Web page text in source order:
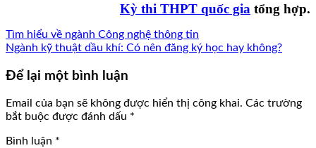
Kỳ thi THPT quốc gia tổng hợp.
Tìm hiểu về ngành Công nghệ thông tin
Ngành kỹ thuật dầu khí: Có nên đăng ký học hay không?
Để lại một bình luận
Email của bạn sẽ không được hiển thị công khai. Các trường
bắt buộc được đánh dấu *
Bình luận *